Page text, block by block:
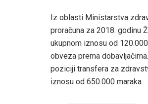
Iz oblasti Ministarstva
proračuna za 2018. godinu
ukupnom iznosu od
obveza prema
poziciji transfera za
iznosu od 650.000 maraka.